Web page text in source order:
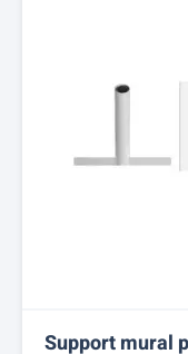
Support mural